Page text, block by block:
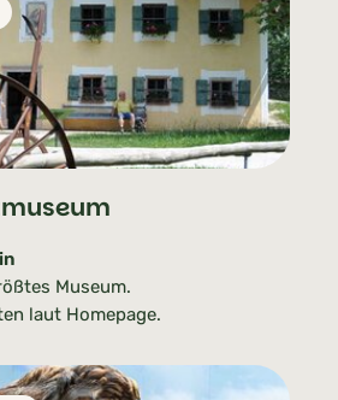
Museum.
laut Homepage.